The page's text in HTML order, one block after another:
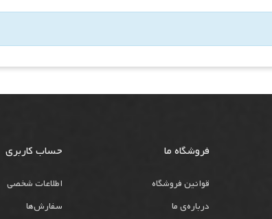
فروشگاه ما
قوانین فروشگاه
درباره‌ی ما
حساب کاربری
اطلاعات شخصی
سفارش‌ها